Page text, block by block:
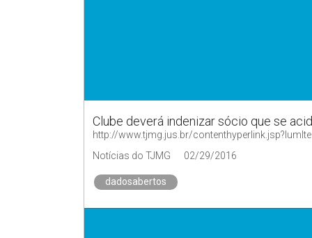
Clube deverá indenizar sócio que se
http://www.tjmg.jus.br/
Notícias do TJMG
02/29/2016
dadosabertos